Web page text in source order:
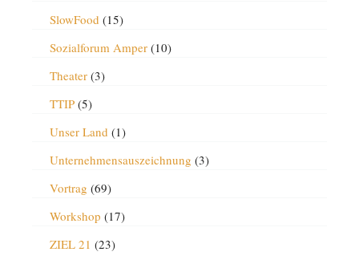
SlowFood (15)
Sozialforum Amper(10)
Theater(3)
TTIP(5)
Unser Land (1)
Unternehmensauszeichnung (3)
Vortrag (69)
Workshop (17)
ZIEL 21 (23)